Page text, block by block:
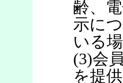
齢、
示に
いる
(3)会
を提